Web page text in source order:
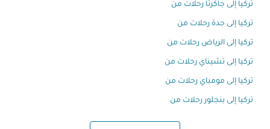
تركيا إلى جاكرتا رحلات من
تركيا إلى جدة رحلات من
تركيا إلى الرياض رحلات من
تركيا إلى تشيناي رحلات من
تركيا إلى مومباي رحلات من
تركيا إلى بنجلور رحلات من